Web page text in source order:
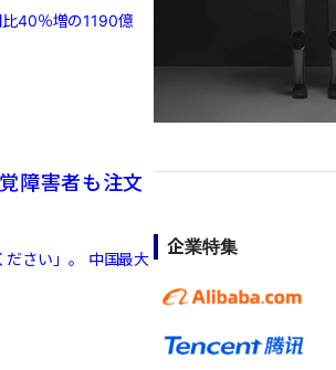
40％増の1190億
障害者も注文
ださい」。 中国最大
企業特集